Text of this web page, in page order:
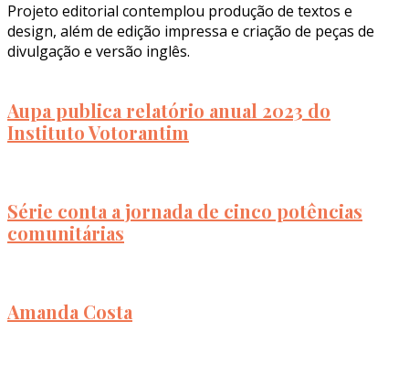
Projeto editorial contemplou produção de textos e
design, além de edição impressa e criação de peças de
divulgação e versão inglês.
Aupa publica relatório anual 2023 do
Instituto Votorantim
Série conta a jornada de cinco potências
comunitárias
Amanda Costa